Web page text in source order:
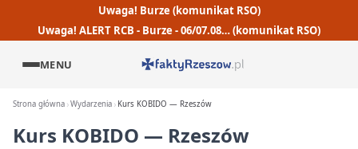
Uwaga! Burze (komunikat RSO)
Uwaga! ALERT RCB - Burze - 06/07.08… (komunikat RSO)
MENU
Strona główna Wydarzenia Kurs KOBIDO — Rzeszów
Kurs KOBIDO — Rzeszów